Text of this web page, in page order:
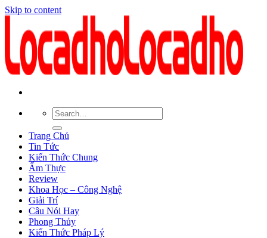
Skip to content
Trang Chủ
Tin Tức
Kiến Thức Chung
Ẩm Thực
Review
Khoa Học – Công Nghệ
Giải Trí
Câu Nói Hay
Phong Thủy
Kiến Thức Pháp Lý